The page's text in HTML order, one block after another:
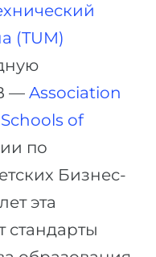
поступают
(TUM)
— Association
of
по
Бизнес-
эта
стандарты